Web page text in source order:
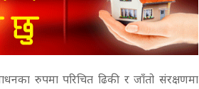
रुपमा परिचित ढिकी र जाँतो संरक्षणमा